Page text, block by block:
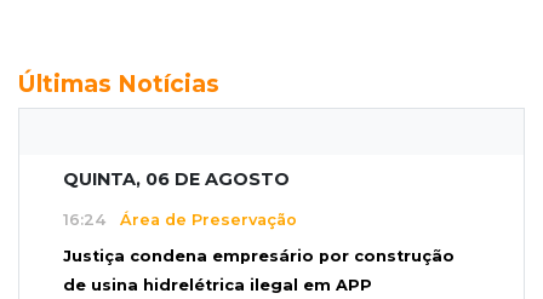
Últimas Notícias
QUINTA, 06 DE AGOSTO
16:24 Área de Preservação
Justiça condena empresário por construção
de usina hidrelétrica ilegal em APP